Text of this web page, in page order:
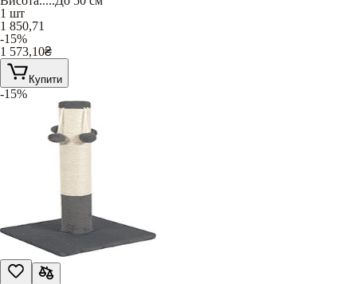
1 шт
1 850,71
-15%
1 573,10₴
Купити
-15%